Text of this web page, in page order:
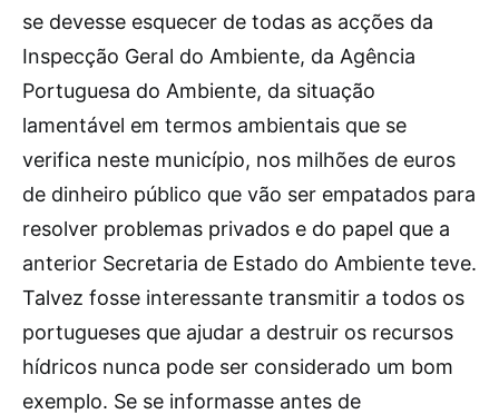
se devesse esquecer de todas as acções da
Inspecção Geral do Ambiente, da Agência
Portuguesa do Ambiente, da situação
lamentável em termos ambientais que se
verifica neste município, nos milhões de euros
de dinheiro público que vão ser empatados para
resolver problemas privados e do papel que a
anterior Secretaria de Estado do Ambiente teve.
Talvez fosse interessante transmitir a todos os
portugueses que ajudar a destruir os recursos
hídricos nunca pode ser considerado um bom
exemplo. Se se informasse antes de